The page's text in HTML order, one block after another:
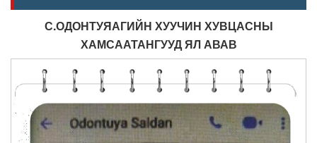
С.ОДОНТУЯАГИЙН ХУУЧИН ХУВЦАСНЫ
ХАМСААТАНГУУД ЯЛ АВАВ